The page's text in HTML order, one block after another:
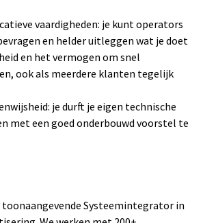
vaardigheden: je kunt operators
en helder uitleggen wat je doet
en het vermogen om snel
ook als meerdere klanten tegelijk
je durft je eigen technische
met een goed onderbouwd voorstel te
toonaangevende Systeemintegrator in